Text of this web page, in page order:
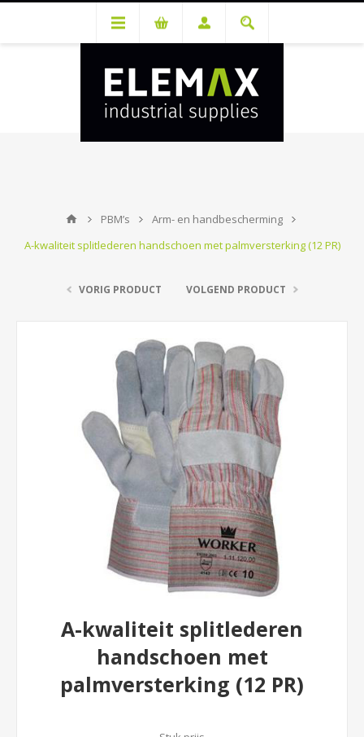
Je hebt een account nodig om prijzen te bekijken en bestellingen te
PBM’s
Arm- en handbescherming
A-kwaliteit splitlederen handschoen met palmversterking (12 PR)
VORIG PRODUCT VOLGEND PRODUCT
A-kwaliteit splitlederen
handschoen met
palmversterking (12 PR)